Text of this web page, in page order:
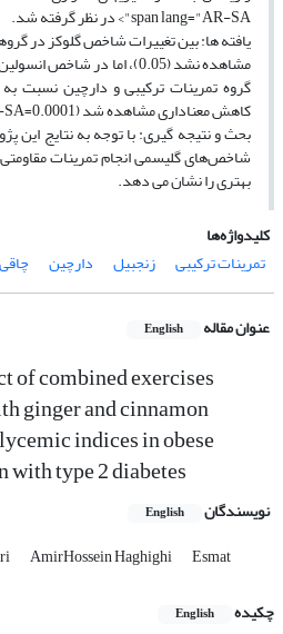
span lang="AR-SA"> در نظر گرفته شد.
یافته ها: بین تغییرات شاخص­ گلوکز در
مشاهده نشد (0.05)، اما در
گروه تمرینات ترکیبی و دارچین نسبت
کاهش معناداری مشاهده شد (0.0001=P < span lang="AR-SA">).
بحث و نتیجه­ گیری: با توجه به نتایج این
شاخص‌های گلیسمی انجام تمرینات
بهتری را نشان می ­دهد.
کلیدواژه‌ها
تمرینات ترکیبی
زنجبیل دارچین چاقی
عنوان مقاله English
of combined exercises
ginger and cinnamon
indices in obese
with type 2 diabetes
نویسندگان English
AmirHossein Haghighi Esmat
چکیده
English